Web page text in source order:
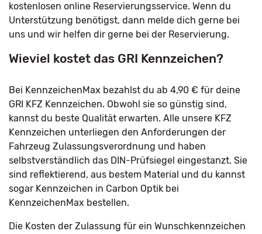
kostenlosen online Reservierungsservice. Wenn du
Unterstützung benötigst, dann melde dich gerne bei
uns und wir helfen dir gerne bei der Reservierung.
Wieviel kostet das GRI Kennzeichen?
Bei KennzeichenMax bezahlst du ab 4,90 € für deine
GRI KFZ Kennzeichen. Obwohl sie so günstig sind,
kannst du beste Qualität erwarten. Alle unsere KFZ
Kennzeichen unterliegen den Anforderungen der
Fahrzeug Zulassungsverordnung und haben
selbstverständlich das DIN-Prüfsiegel eingestanzt. Sie
sind reflektierend, aus bestem Material und du kannst
sogar Kennzeichen in Carbon Optik bei
KennzeichenMax bestellen.
Die Kosten der Zulassung für ein Wunschkennzeichen